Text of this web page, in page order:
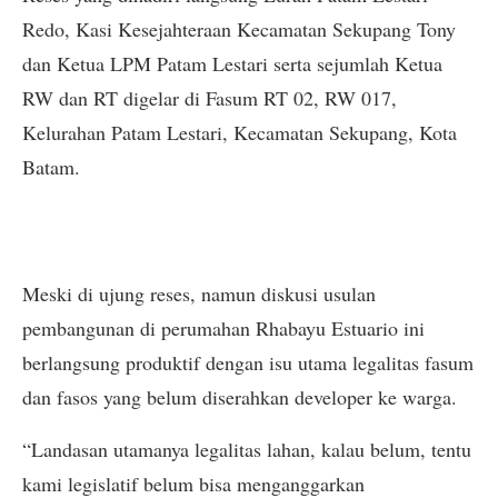
Redo, Kasi Kesejahteraan Kecamatan Sekupang Tony
dan Ketua LPM Patam Lestari serta sejumlah Ketua
RW dan RT digelar di Fasum RT 02, RW 017,
Kelurahan Patam Lestari, Kecamatan Sekupang, Kota
Batam.
Meski di ujung reses, namun diskusi usulan
pembangunan di perumahan Rhabayu Estuario ini
berlangsung produktif dengan isu utama legalitas fasum
dan fasos yang belum diserahkan developer ke warga.
“Landasan utamanya legalitas lahan, kalau belum, tentu
kami legislatif belum bisa menganggarkan